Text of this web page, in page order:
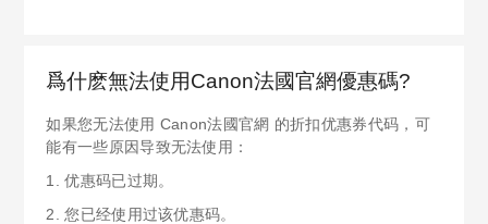
爲什麽無法使用Canon法國官網優惠碼?
如果您无法使用 Canon法國官網 的折扣优惠券代码，可
能有一些原因导致无法使用：
1. 优惠码已过期。
2. 您已经使用过该优惠码。